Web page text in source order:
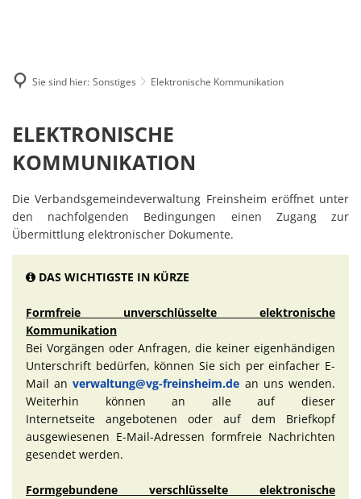
Sie sind hier: Sonstiges Elektronische Kommunikation
Elektronische
Kommunikation
ELEKTRONISCHE
KOMMUNIKATION
Die Verbandsgemeindeverwaltung Freinsheim eröffnet unter
den nachfolgenden Bedingungen einen Zugang zur
Übermittlung elektronischer Dokumente.
DAS WICHTIGSTE IN KÜRZE
Formfreie unverschlüsselte elektronische
Kommunikation
Bei Vorgängen oder Anfragen, die keiner eigenhändigen
Unterschrift bedürfen, können Sie sich per einfacher E-
Mail anverwaltung@vg-freinsheim.de an uns wenden.
Weiterhin können an alle auf dieser
Internetseite angebotenen oder auf dem Briefkopf
ausgewiesenen E-Mail-Adressen formfreie Nachrichten
gesendet werden.
Formgebundene verschlüsselte elektronische